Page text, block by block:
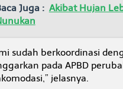
Juga : Akibat Hujan
sudah berkoordinasi
pada APBD
jelasnya.